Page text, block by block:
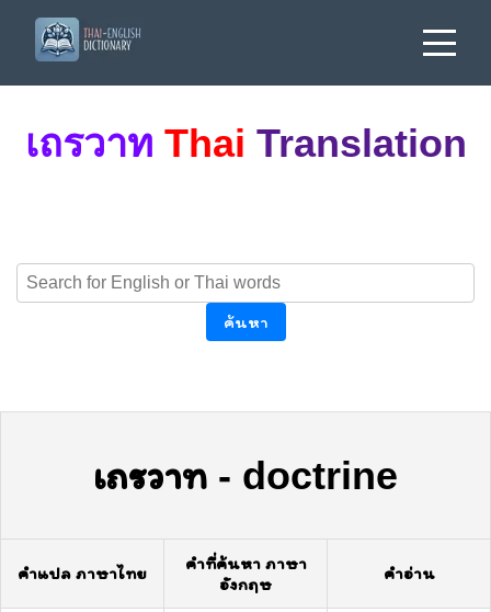
เถรวาท Thai Translation
ค้นหา
เถรวาท - doctrine
คำแปล ภาษาไทย
คำที่ค้นหา ภาษา
อังกฤษ
คำอ่าน